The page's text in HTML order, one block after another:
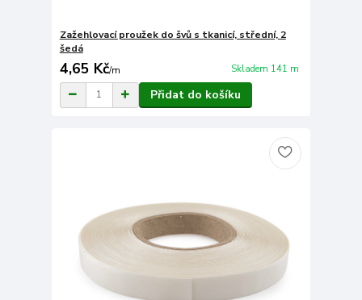
Zažehlovací proužek do švů s tkanicí, střední, 2
šedá
4,65 Kč/m Skladem 141 m
Přidat do košíku